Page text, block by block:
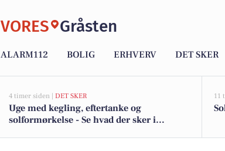
VORES Gråsten
ALARM112 BOLIG ERHVERV DET SKER
4 timer siden | DET SKER
Uge med kegling, eftertanke og
solformørkelse - Se hvad der sker i
11